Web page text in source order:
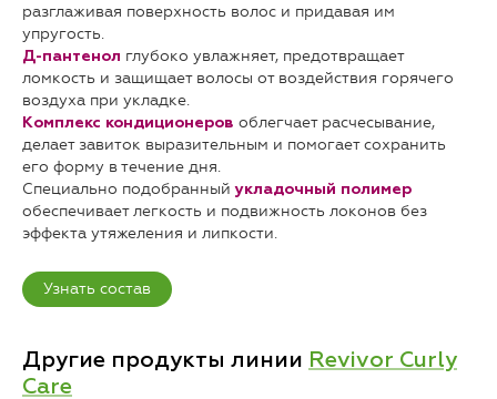
разглаживая поверхность волос и придавая им
упругость.
Д-пантенол глубоко увлажняет, предотвращает
ломкость и защищает волосы от воздействия горячего
воздуха при укладке.
Комплекс кондиционеров облегчает расчесывание,
делает завиток выразительным и помогает сохранить
его форму в течение дня.
Специально подобранный укладочный полимер
обеспечивает легкость и подвижность локонов без
эффекта утяжеления и липкости.
Узнать состав
Другие продукты линии Revivor Curly
Care